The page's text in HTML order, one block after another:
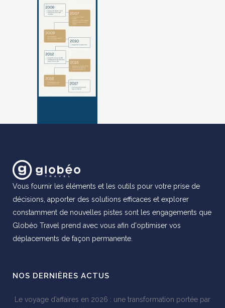
Vous fournir les éléments et les outils pour votre prise de
décisions, apporter des solutions efficaces et explorer
constamment de nouvelles pistes sont les engagements que
Globéo Travel prend avec vous afin d'optimiser vos
déplacements de façon permanente.
NOS DERNIÈRES ACTUS
Le voyage d’affaires en 2026 : une transformation portée par